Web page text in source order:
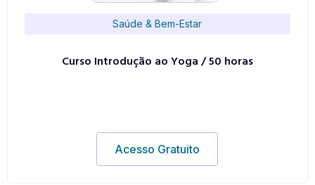
Saúde & Bem-Estar
Curso Introdução ao Yoga / 50 horas
Acesso Gratuito